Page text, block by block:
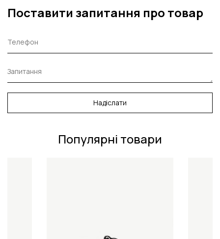
Поставити запитання про товар
Надіслати
Популярні товари